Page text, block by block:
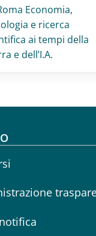
Economia,
e ricerca
ai tempi della
e dell’I.A.